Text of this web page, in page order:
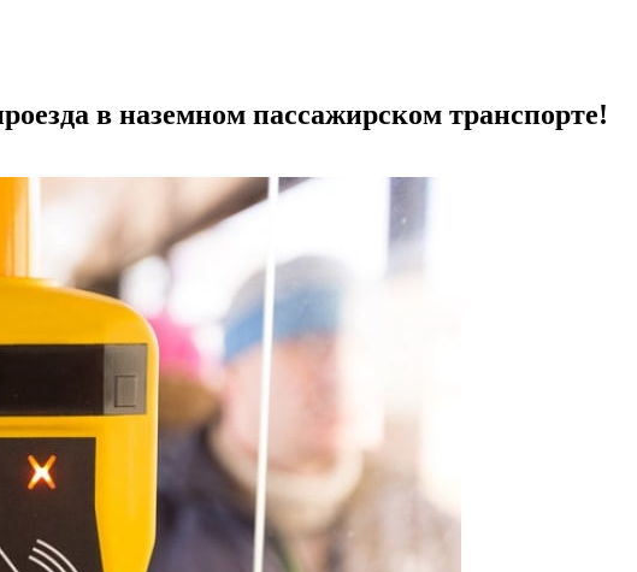
в наземном пассажирском транспорте!